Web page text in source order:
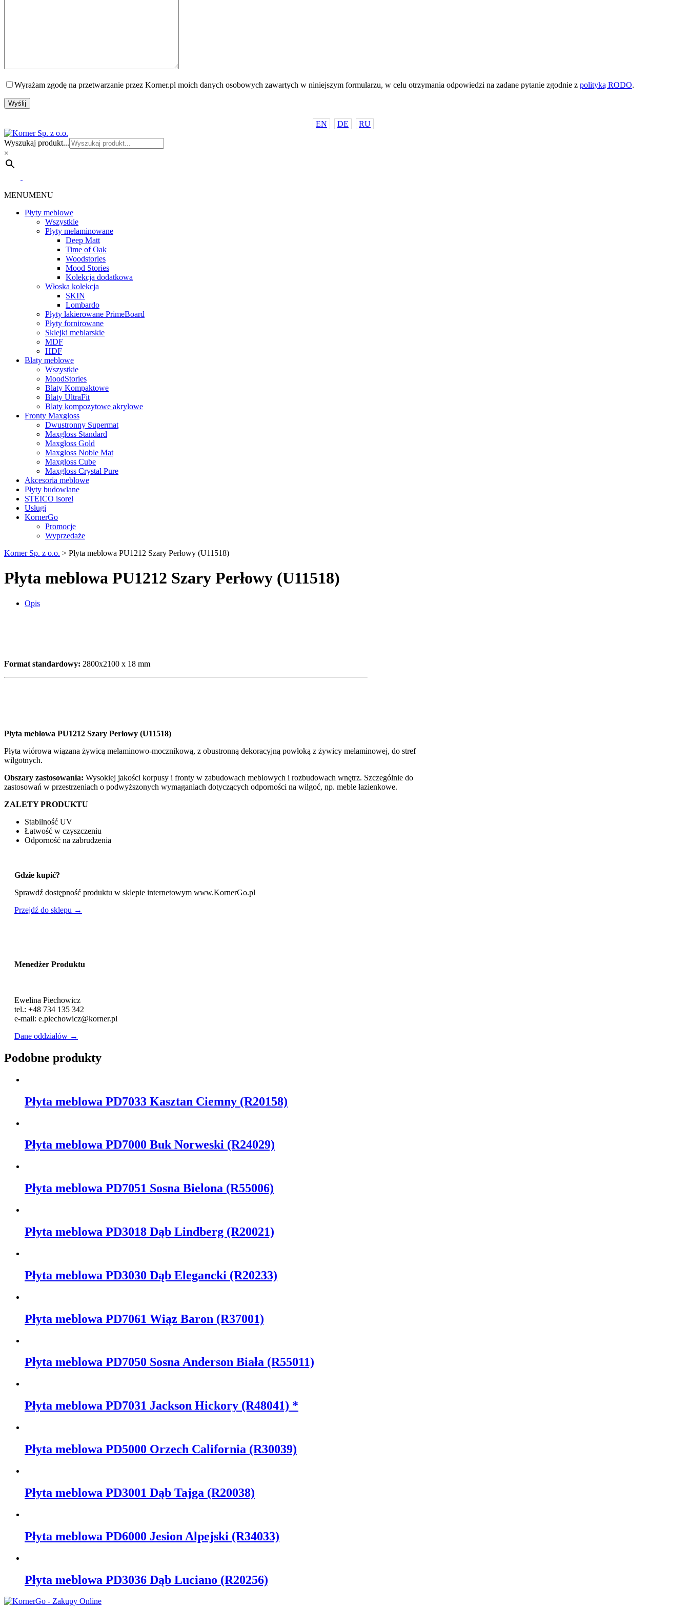
Wyrażam zgodę na przetwarzanie przez Korner.pl moich danych osobowych zawartych w niniejszym formularzu, w celu otrzymania odpowiedzi na zadane pytanie zgodnie z polityką RODO.
EN DE RU
Wyszukaj produkt...
×
MENUMENU
Płyty meblowe
Wszystkie
Płyty melaminowane
Deep Matt
Time of Oak
Woodstories
Mood Stories
Kolekcja dodatkowa
Włoska kolekcja
SKIN
Lombardo
Płyty lakierowane PrimeBoard
Płyty fornirowane
Sklejki meblarskie
MDF
HDF
Blaty meblowe
Wszystkie
MoodStories
Blaty Kompaktowe
Blaty UltraFit
Blaty kompozytowe akrylowe
Fronty Maxgloss
Dwustronny Supermat
Maxgloss Standard
Maxgloss Gold
Maxgloss Noble Mat
Maxgloss Cube
Maxgloss Crystal Pure
Akcesoria meblowe
Płyty budowlane
STEICO isorel
Usługi
KornerGo
Promocje
Wyprzedaże
Korner Sp. z o.o. > Płyta meblowa PU1212 Szary Perłowy (U11518)
Płyta meblowa PU1212 Szary Perłowy (U11518)
Opis
Format standardowy: 2800x2100 x 18 mm
Płyta meblowa PU1212 Szary Perłowy (U11518)
Płyta wiórowa wiązana żywicą melaminowo-mocznikową, z obustronną dekoracyjną powłoką z żywicy melaminowej, do stref
wilgotnych.
Obszary zastosowania: Wysokiej jakości korpusy i fronty w zabudowach meblowych i rozbudowach wnętrz. Szczególnie do
zastosowań w przestrzeniach o podwyższonych wymaganiach dotyczących odporności na wilgoć, np. meble łazienkowe.
ZALETY PRODUKTU
Stabilność UV
Łatwość w czyszczeniu
Odporność na zabrudzenia
Gdzie kupić?
Sprawdź dostępność produktu w sklepie internetowym www.KornerGo.pl
Przejdź do sklepu →
Menedżer Produktu
Ewelina Piechowicz
tel.: +48 734 135 342
e-mail: e.piechowicz@korner.pl
Dane oddziałów →
Podobne produkty
Płyta meblowa PD7033 Kasztan Ciemny (R20158)
Płyta meblowa PD7000 Buk Norweski (R24029)
Płyta meblowa PD7051 Sosna Bielona (R55006)
Płyta meblowa PD3018 Dąb Lindberg (R20021)
Płyta meblowa PD3030 Dąb Elegancki (R20233)
Płyta meblowa PD7061 Wiąz Baron (R37001)
Płyta meblowa PD7050 Sosna Anderson Biała (R55011)
Płyta meblowa PD7031 Jackson Hickory (R48041) *
Płyta meblowa PD5000 Orzech California (R30039)
Płyta meblowa PD3001 Dąb Tajga (R20038)
Płyta meblowa PD6000 Jesion Alpejski (R34033)
Płyta meblowa PD3036 Dąb Luciano (R20256)